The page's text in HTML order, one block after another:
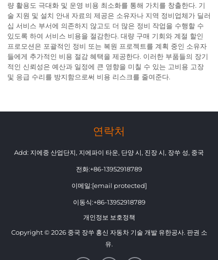
량 활용도 극대화 및 운영 비용 최소화를 통해 가치를 창출한다. 기
술 지원 및 설치 안내 자료의 제공은 소유자나 지역 정비업체가 딜러
십 서비스 부서에 의존하지 않고도 더 많은 정비 작업을 수행할 수
있도록 하여 서비스 비용을 절감한다. 대량 구매 기회와 계절 할인
프로모션은 포괄적인 정비 또는 복원 프로젝트를 계획 중인 소유자
들에게 추가적인 비용 절감 혜택을 제공한다. 이러한 부품들의 장기
적인 신뢰성은 예산과 일정에 큰 영향을 미칠 수 있는 고비용 고장
및 응급 수리를 방지함으로써 비용 리스크를 줄여준다.
연락처
Add: 지에중 산업단지, 지에파이 타운, 단양 시, 진장 시, 장쑤 성, 중국
전화:+86-13952918789
이메일:[email protected]
이동식:+86-13952918789
개인정보 보호정책
Copyright © 2026 중국 장쑤 홍신 자동차 기술 개발 유한공사. 판권 소
유.